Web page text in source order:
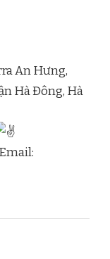
An Hưng,
Hà Đông, Hà